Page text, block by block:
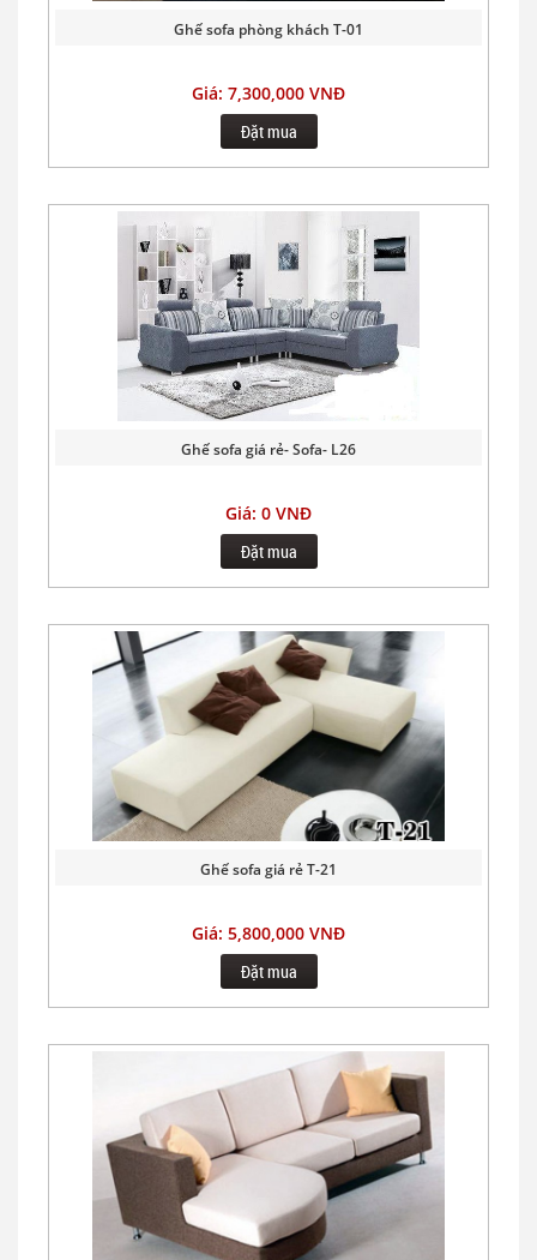
Ghế sofa phòng khách T-01
Giá: 7,300,000 VNĐ
Đặt mua
Ghế sofa giá rẻ- Sofa- L26
Giá: 0 VNĐ
Đặt mua
Ghế sofa giá rẻ T-21
Giá: 5,800,000 VNĐ
Đặt mua